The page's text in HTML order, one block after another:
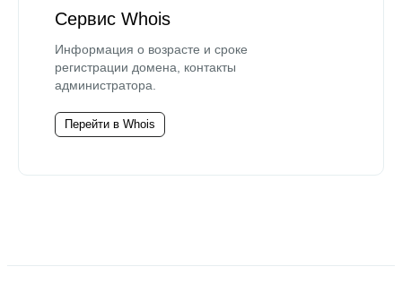
Сервис Whois
Информация о возрасте и сроке
регистрации домена, контакты
администратора.
Перейти в Whois